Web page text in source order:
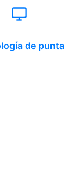
de punta